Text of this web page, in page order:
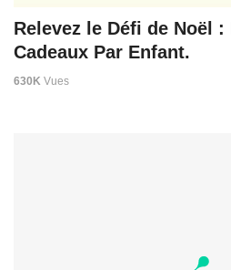
Relevez le Défi de Noël :
Cadeaux Par Enfant.
630K Vues